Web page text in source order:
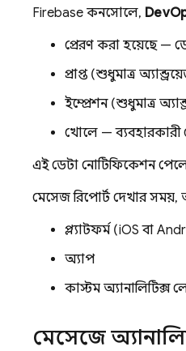
Firebase কনসোলে,
প্রেরণ করা হয়েছে —
প্রাপ্ত (শুধুমাত্র
ইম্প্রেশন (শুধুমাত্র
খোলে — ব্যবহারকারী
এই ডেটা নোটিফিকেশন
মেসেজ রিপোর্ট দেখার সময়,
প্ল্যাটফর্ম (iOS বা
অ্যাপ
কাস্টম অ্যানালিটিক্স
মেসেজে